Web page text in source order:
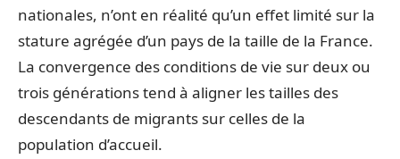
nationales, n’ont en réalité qu’un effet limité sur la
stature agrégée d’un pays de la taille de la France.
La convergence des conditions de vie sur deux ou
trois générations tend à aligner les tailles des
descendants de migrants sur celles de la
population d’accueil.